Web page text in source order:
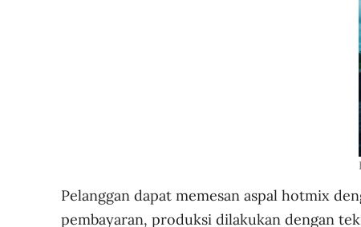
Pelanggan dapat memesan aspal hotmix
pembayaran, produksi dilakukan dengan